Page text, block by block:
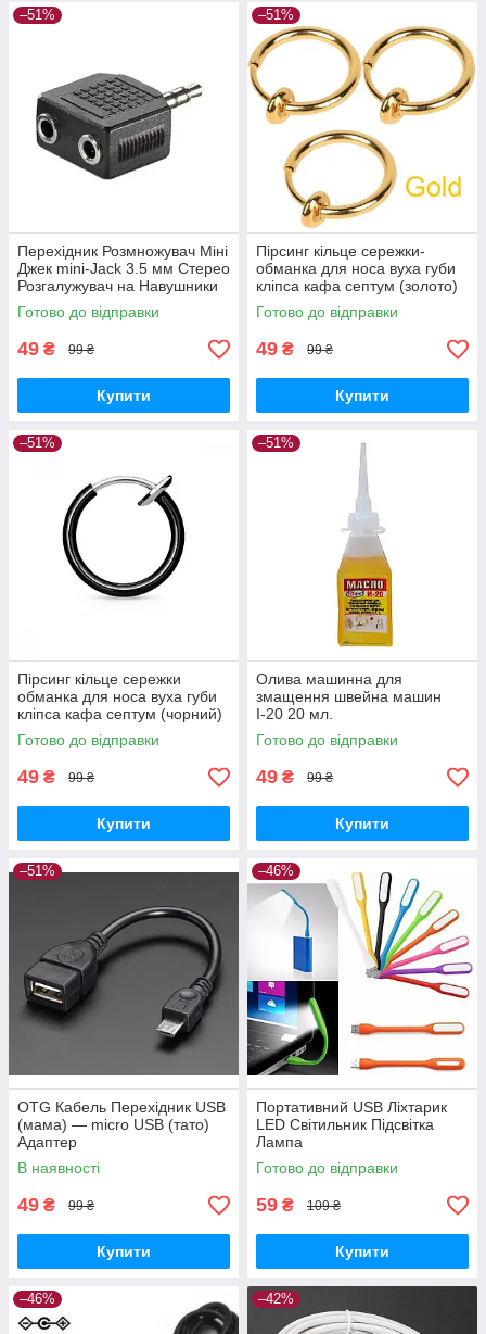
–51%
Перехідник Розмножувач Міні
Джек mini-Jack 3.5 мм Стерео
Розгалужувач на Навушники
Готово до відправки
49 ₴ 99 ₴
Купити
–51%
Пірсинг кільце сережки-
обманка для носа вуха губи
кліпса кафа септум (золото)
Готово до відправки
49 ₴ 99 ₴
Купити
–51%
Пірсинг кільце сережки
обманка для носа вуха губи
кліпса кафа септум (чорний)
Готово до відправки
49 ₴ 99 ₴
Купити
–51%
Олива машинна для
змащення швейна машин
І-20 20 мл.
Готово до відправки
49 ₴ 99 ₴
Купити
–51%
OTG Кабель Перехідник USB
(мама) — micro USB (тато)
Адаптер
В наявності
49 ₴ 99 ₴
Купити
–46%
Портативний USB Ліхтарик
LED Світильник Підсвітка
Лампа
Готово до відправки
59 ₴ 109 ₴
Купити
–46% –42%